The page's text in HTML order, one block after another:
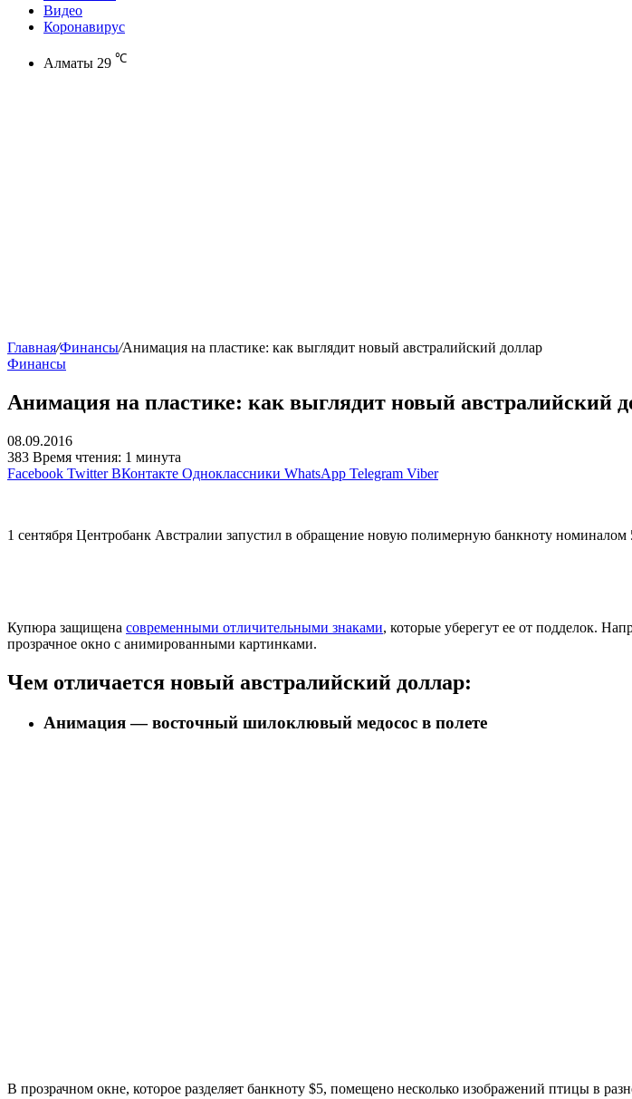
Видео
Коронавирус
Алматы 29 ℃
Главная/Финансы/Анимация на пластике: как выглядит новый австралийский доллар
Финансы
Анимация на пластике: как выглядит новый австралийский
08.09.2016
383 Время чтения: 1 минута
Facebook Twitter ВКонтакте Одноклассники WhatsApp Telegram Viber
1 сентября Центробанк Австралии запустил в обращение новую полимерную банкноту номиналом
Купюра защищена современными отличительными знаками, которые уберегут ее от подделок.
прозрачное окно с анимированными картинками.
Чем отличается новый австралийский доллар:
Анимация — восточный шилоклювый медосос в полете
В прозрачном окне, которое разделяет банкноту $5, помещено несколько изображений птицы в